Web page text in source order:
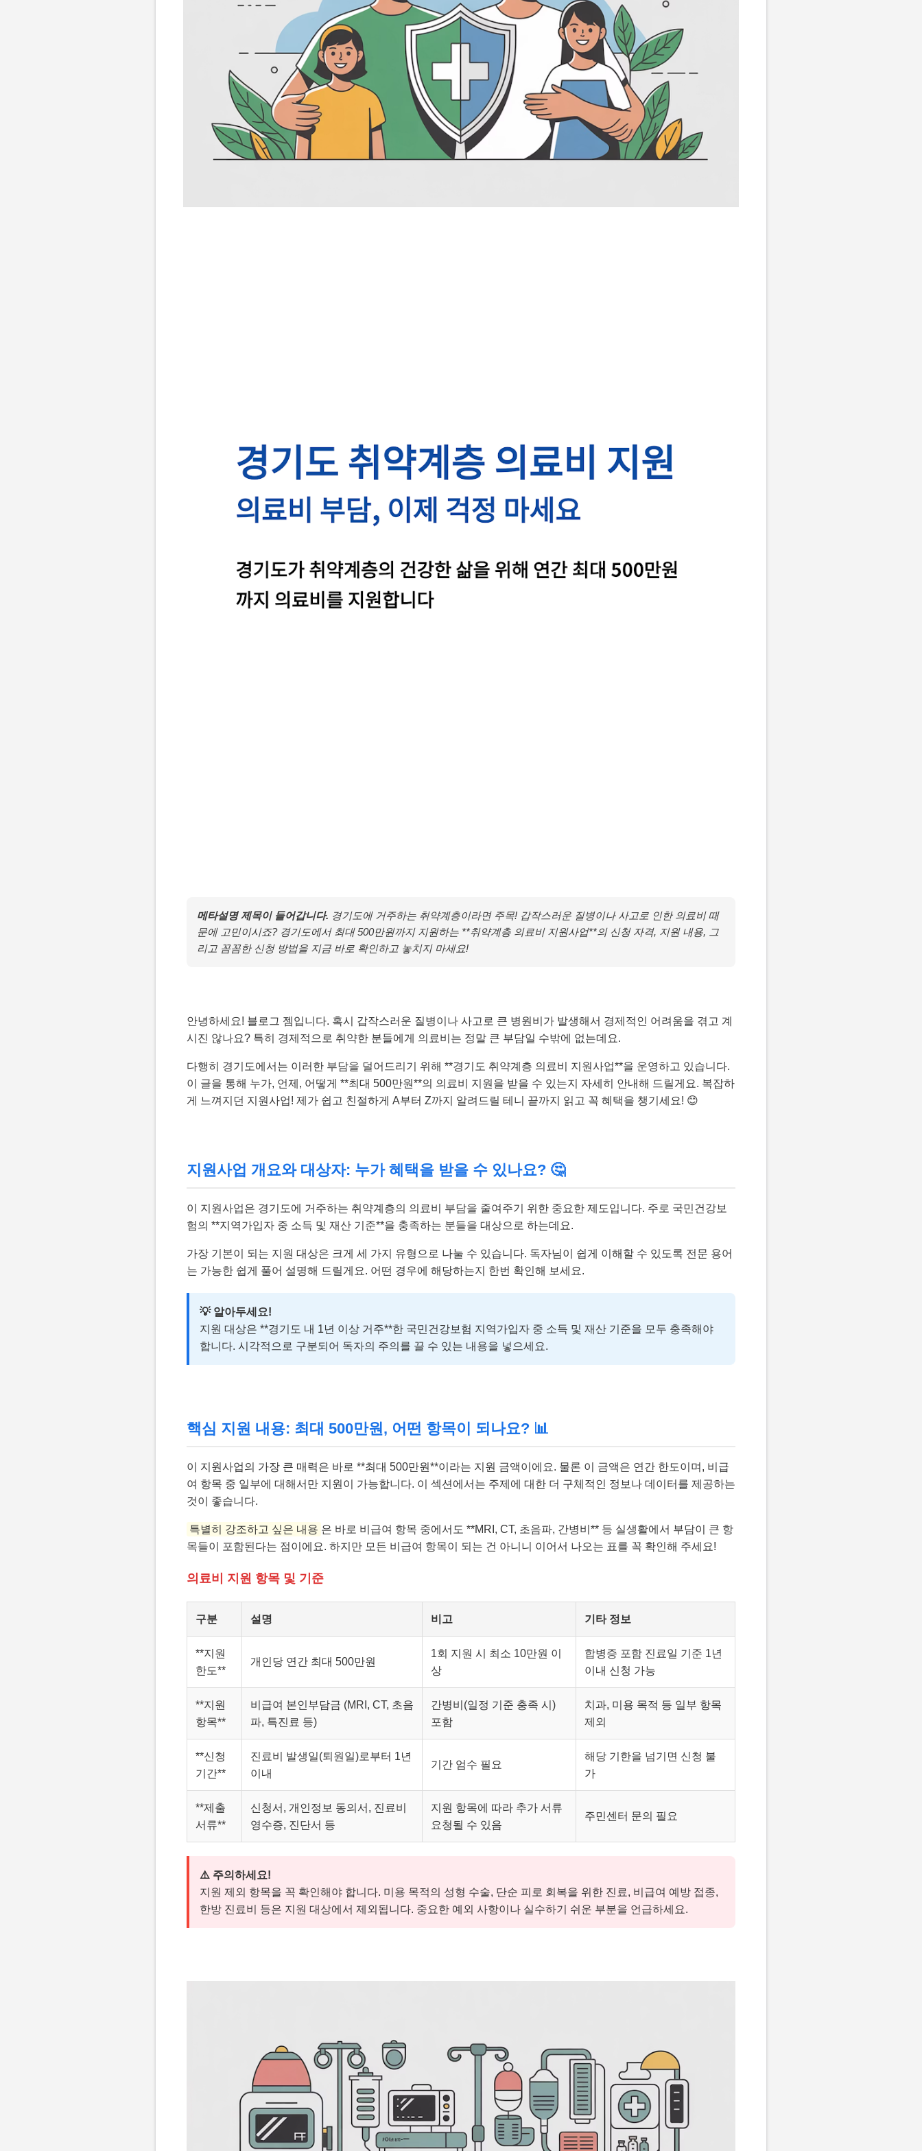
메타설명 제목이 들어갑니다. 경기도에 거주하는 취약계층이라면 주목! 갑작스러운 질병이나 사고로 인한 의료비 때
문에 고민이시죠? 경기도에서 최대 500만원까지 지원하는 **취약계층 의료비 지원사업**의 신청 자격, 지원 내용, 그
리고 꼼꼼한 신청 방법을 지금 바로 확인하고 놓치지 마세요!
안녕하세요! 블로그 젬입니다. 혹시 갑작스러운 질병이나 사고로 큰 병원비가 발생해서 경제적인 어려움을 겪고 계
시진 않나요? 특히 경제적으로 취약한 분들에게 의료비는 정말 큰 부담일 수밖에 없는데요.
다행히 경기도에서는 이러한 부담을 덜어드리기 위해 **경기도 취약계층 의료비 지원사업**을 운영하고 있습니다.
이 글을 통해 누가, 언제, 어떻게 **최대 500만원**의 의료비 지원을 받을 수 있는지 자세히 안내해 드릴게요. 복잡하
게 느껴지던 지원사업! 제가 쉽고 친절하게 A부터 Z까지 알려드릴 테니 끝까지 읽고 꼭 혜택을 챙기세요! 😊
지원사업 개요와 대상자: 누가 혜택을 받을 수 있나요? 🤔
이 지원사업은 경기도에 거주하는 취약계층의 의료비 부담을 줄여주기 위한 중요한 제도입니다. 주로 국민건강보
험의 **지역가입자 중 소득 및 재산 기준**을 충족하는 분들을 대상으로 하는데요.
가장 기본이 되는 지원 대상은 크게 세 가지 유형으로 나눌 수 있습니다. 독자님이 쉽게 이해할 수 있도록 전문 용어
는 가능한 쉽게 풀어 설명해 드릴게요. 어떤 경우에 해당하는지 한번 확인해 보세요.
💡 알아두세요!
지원 대상은 **경기도 내 1년 이상 거주**한 국민건강보험 지역가입자 중 소득 및 재산 기준을 모두 충족해야
합니다. 시각적으로 구분되어 독자의 주의를 끌 수 있는 내용을 넣으세요.
핵심 지원 내용: 최대 500만원, 어떤 항목이 되나요? 📊
이 지원사업의 가장 큰 매력은 바로 **최대 500만원**이라는 지원 금액이에요. 물론 이 금액은 연간 한도이며, 비급
여 항목 중 일부에 대해서만 지원이 가능합니다. 이 섹션에서는 주제에 대한 더 구체적인 정보나 데이터를 제공하는
것이 좋습니다.
특별히 강조하고 싶은 내용 은 바로 비급여 항목 중에서도 **MRI, CT, 초음파, 간병비** 등 실생활에서 부담이 큰 항
목들이 포함된다는 점이에요. 하지만 모든 비급여 항목이 되는 건 아니니 이어서 나오는 표를 꼭 확인해 주세요!
의료비 지원 항목 및 기준
구분 설명 비고 기타 정보
**지원
한도**
개인당 연간 최대 500만원
1회 지원 시 최소 10만원 이
상
합병증 포함 진료일 기준 1년
이내 신청 가능
**지원
항목**
비급여 본인부담금 (MRI, CT, 초음
파, 특진료 등)
간병비(일정 기준 충족 시)
포함
치과, 미용 목적 등 일부 항목
제외
**신청
기간**
진료비 발생일(퇴원일)로부터 1년
이내
기간 엄수 필요
해당 기한을 넘기면 신청 불
가
**제출
서류**
신청서, 개인정보 동의서, 진료비
영수증, 진단서 등
지원 항목에 따라 추가 서류
요청될 수 있음
주민센터 문의 필요
⚠️ 주의하세요!
지원 제외 항목을 꼭 확인해야 합니다. 미용 목적의 성형 수술, 단순 피로 회복을 위한 진료, 비급여 예방 접종,
한방 진료비 등은 지원 대상에서 제외됩니다. 중요한 예외 사항이나 실수하기 쉬운 부분을 언급하세요.